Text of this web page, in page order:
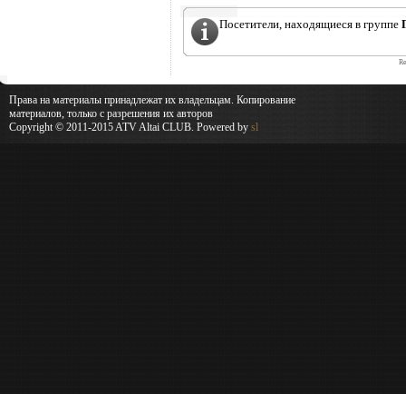
Посетители, находящиеся в группе
Права на материалы принадлежат их владельцам. Копирование
материалов, только с разрешения их авторов
Copyright © 2011-2015 ATV Altai CLUB. Powered by sl